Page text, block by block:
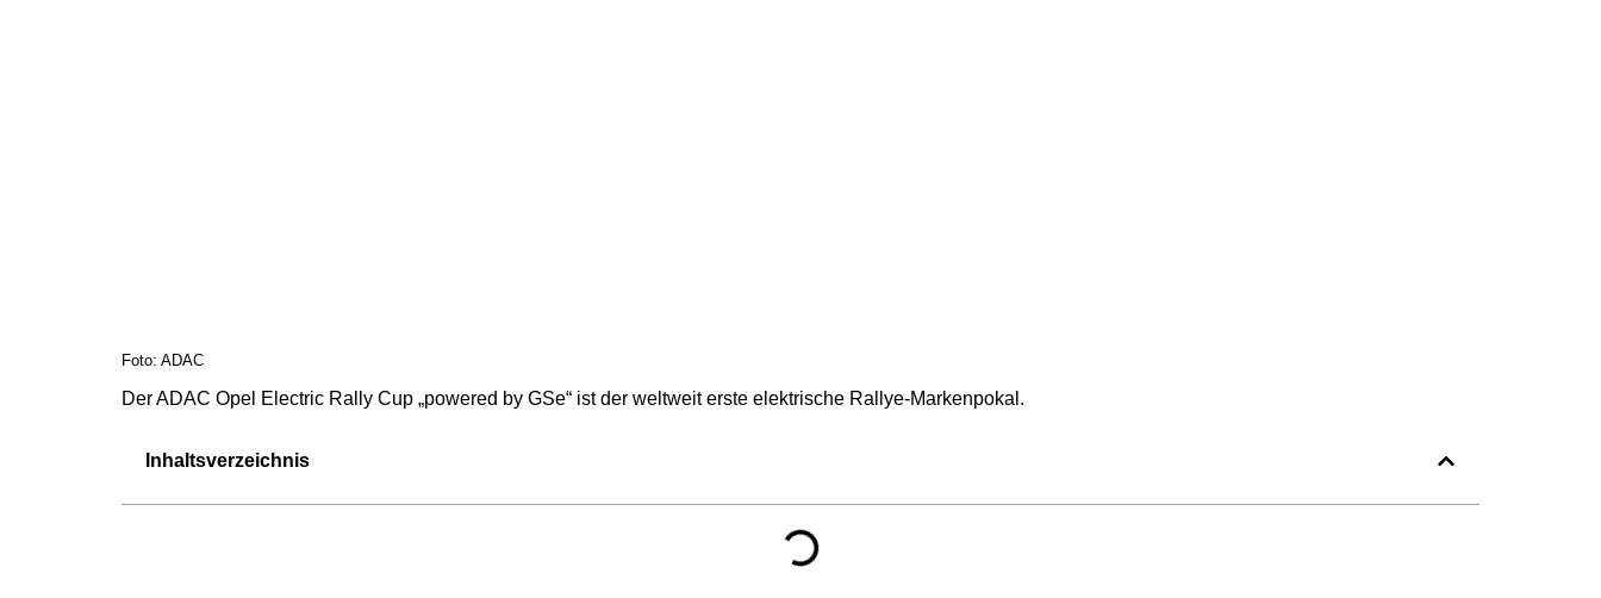
Foto: ADAC
Der ADAC Opel Electric Rally Cup „powered by GSe“ ist der weltweit erste elektrische Rallye-Markenpokal.
Inhaltsverzeichnis